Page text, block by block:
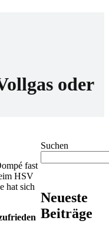
oder
fast
HSV
hat sich
Suchen
Neueste
Beiträge